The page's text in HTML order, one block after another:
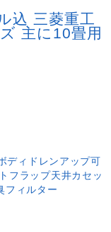
込 三菱重工
主に10畳用
ディ ドレンアップ可
フラップ天井カセッ
フィルター